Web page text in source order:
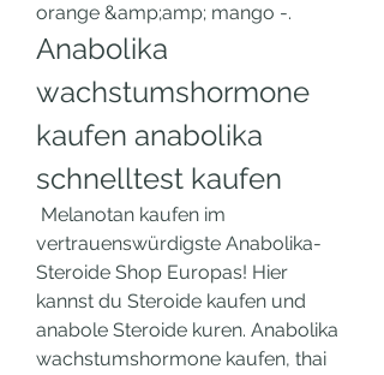
orange &amp;amp; mango -.
Anabolika
wachstumshormone
kaufen anabolika
schnelltest kaufen
vertrauenswürdigste Anabolika-
Steroide Shop Europas! Hier
kannst du Steroide kaufen und
anabole Steroide kuren. Anabolika
wachstumshormone kaufen, thai